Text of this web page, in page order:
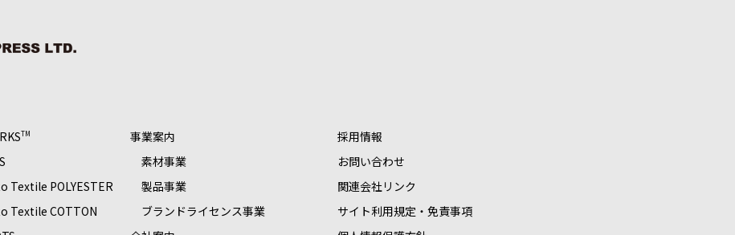
TM
Textile POLYESTER
Textile COTTON
事業案内
素材事業
製品事業
ブランドライセンス事業
採用情報
お問い合わせ
関連会社リンク
サイト利用規定・免責事項